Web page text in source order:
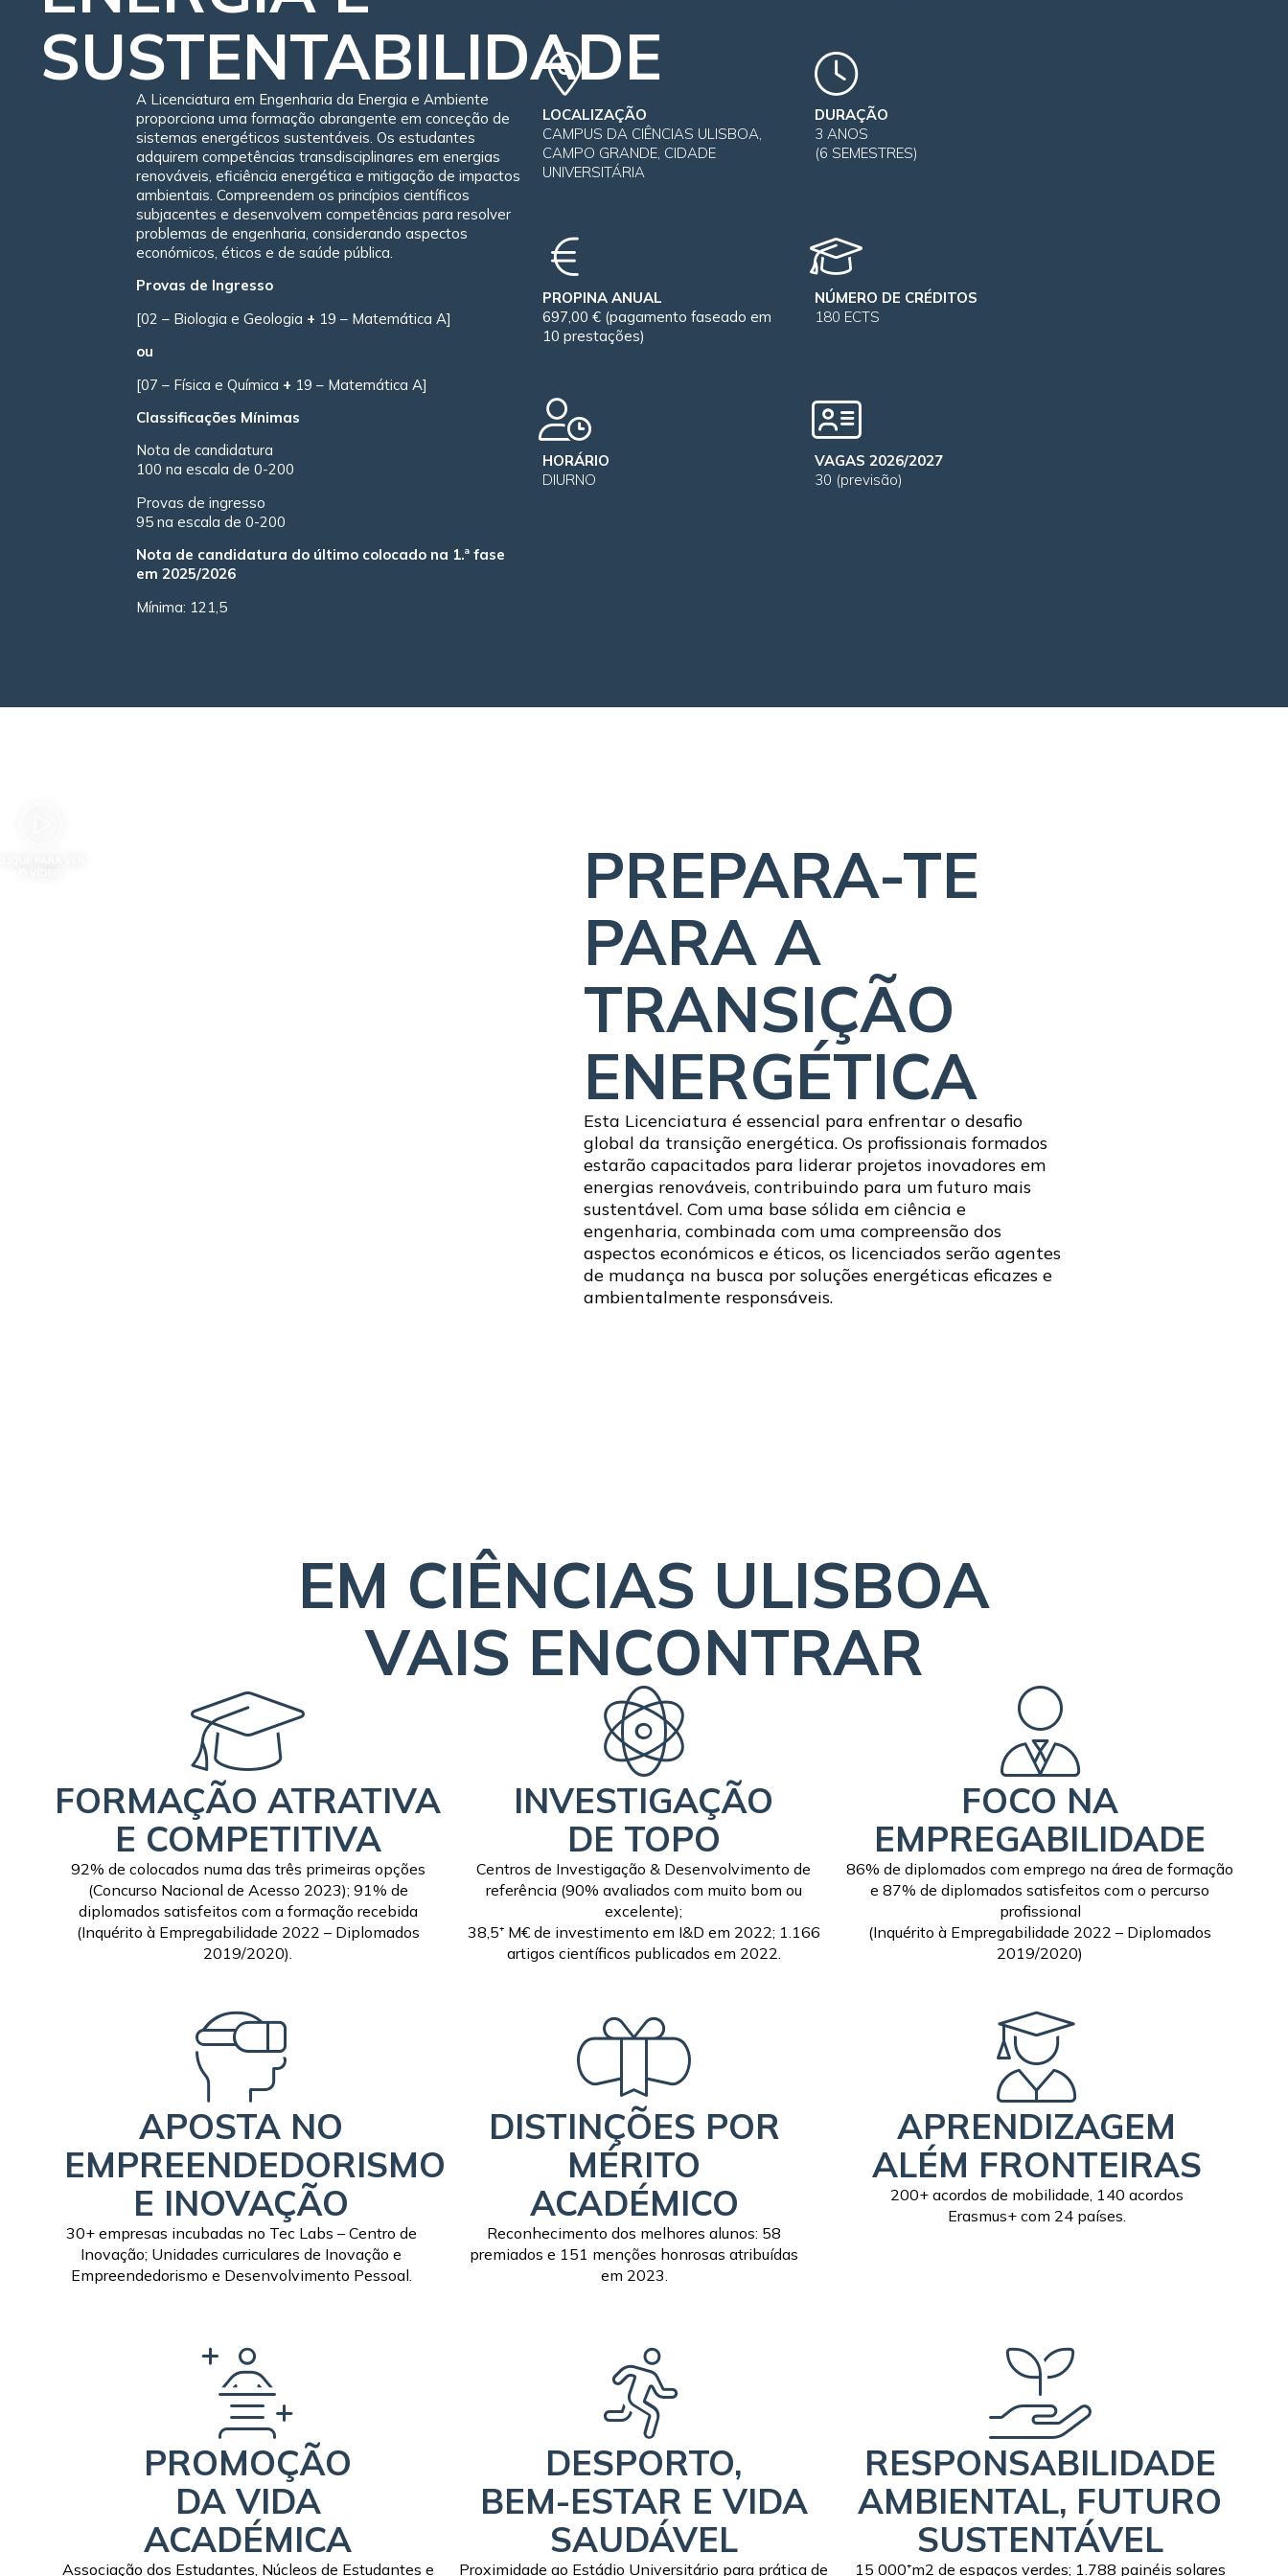
SUSTENTABILIDADE
A Licenciatura em Engenharia da Energia e Ambiente
proporciona uma formação abrangente em conceção de
sistemas energéticos sustentáveis. Os estudantes
adquirem competências transdisciplinares em energias
renováveis, eficiência energética e mitigação de impactos
ambientais. Compreendem os princípios científicos
subjacentes e desenvolvem competências para resolver
problemas de engenharia, considerando aspectos
económicos, éticos e de saúde pública.
Provas de Ingresso
[02 – Biologia e Geologia + 19 – Matemática A]
ou
[07 – Física e Química + 19 – Matemática A]
Classificações Mínimas
Nota de candidatura
100 na escala de 0-200
Provas de ingresso
95 na escala de 0-200
Nota de candidatura do último colocado na 1.ª fase
em 2025/2026
Mínima: 121,5
LOCALIZAÇÃO
CAMPUS DA CIÊNCIAS ULISBOA,
CAMPO GRANDE, CIDADE
UNIVERSITÁRIA
DURAÇÃO
3 ANOS
(6 SEMESTRES)
PROPINA ANUAL
697,00 € (pagamento faseado em
10 prestações)
NÚMERO DE CRÉDITOS
180 ECTS
HORÁRIO
DIURNO
VAGAS 2026/2027
30 (previsão)
PREPARA-TE
PARA A
TRANSIÇÃO
ENERGÉTICA
Esta Licenciatura é essencial para enfrentar o desafio
global da transição energética. Os profissionais formados
estarão capacitados para liderar projetos inovadores em
energias renováveis, contribuindo para um futuro mais
sustentável. Com uma base sólida em ciência e
engenharia, combinada com uma compreensão dos
aspectos económicos e éticos, os licenciados serão agentes
de mudança na busca por soluções energéticas eficazes e
ambientalmente responsáveis.
EM CIÊNCIAS ULISBOA
VAIS ENCONTRAR
FORMAÇÃO ATRATIVA
E COMPETITIVA
92% de colocados numa das três primeiras opções
(Concurso Nacional de Acesso 2023); 91% de
diplomados satisfeitos com a formação recebida
(Inquérito à Empregabilidade 2022 – Diplomados
2019/2020).
INVESTIGAÇÃO
DE TOPO
Centros de Investigação & Desenvolvimento de
referência (90% avaliados com muito bom ou
excelente);
38,5⁺ M€ de investimento em I&D em 2022; 1.166
artigos científicos publicados em 2022.
FOCO NA
EMPREGABILIDADE
86% de diplomados com emprego na área de formação
e 87% de diplomados satisfeitos com o percurso
profissional
(Inquérito à Empregabilidade 2022 – Diplomados
2019/2020)
APOSTA NO
EMPREENDEDORISMO
E INOVAÇÃO
30+ empresas incubadas no Tec Labs – Centro de
Inovação; Unidades curriculares de Inovação e
Empreendedorismo e Desenvolvimento Pessoal.
DISTINÇÕES POR
MÉRITO
ACADÉMICO
Reconhecimento dos melhores alunos: 58
premiados e 151 menções honrosas atribuídas
em 2023.
APRENDIZAGEM
ALÉM FRONTEIRAS
200+ acordos de mobilidade, 140 acordos
Erasmus+ com 24 países.
PROMOÇÃO
DA VIDA
ACADÉMICA
Associação dos Estudantes, Núcleos de Estudantes e
DESPORTO,
BEM-ESTAR E VIDA
SAUDÁVEL
Proximidade ao Estádio Universitário para prática de
RESPONSABILIDADE
AMBIENTAL, FUTURO
SUSTENTÁVEL
15 000⁺m2 de espaços verdes; 1.788 painéis solares